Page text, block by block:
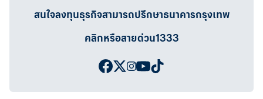
สนใจลงทุนธุรกิจสามารถปรึกษาธนาคารกรุงเทพ
คลิกหรือสายด่วน1333